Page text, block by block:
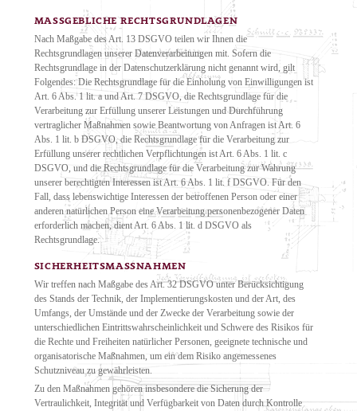
MASSGEBLICHE RECHTSGRUNDLAGEN
Nach Maßgabe des Art. 13 DSGVO teilen wir Ihnen die
Rechtsgrundlagen unserer Datenverarbeitungen mit. Sofern die
Rechtsgrundlage in der Datenschutzerklärung nicht genannt wird, gilt
Folgendes: Die Rechtsgrundlage für die Einholung von Einwilligungen ist
Art. 6 Abs. 1 lit. a und Art. 7 DSGVO, die Rechtsgrundlage für die
Verarbeitung zur Erfüllung unserer Leistungen und Durchführung
vertraglicher Maßnahmen sowie Beantwortung von Anfragen ist Art. 6
Abs. 1 lit. b DSGVO, die Rechtsgrundlage für die Verarbeitung zur
Erfüllung unserer rechtlichen Verpflichtungen ist Art. 6 Abs. 1 lit. c
DSGVO, und die Rechtsgrundlage für die Verarbeitung zur Wahrung
unserer berechtigten Interessen ist Art. 6 Abs. 1 lit. f DSGVO. Für den
Fall, dass lebenswichtige Interessen der betroffenen Person oder einer
anderen natürlichen Person eine Verarbeitung personenbezogener Daten
erforderlich machen, dient Art. 6 Abs. 1 lit. d DSGVO als
Rechtsgrundlage.
SICHERHEITSMASSNAHMEN
Wir treffen nach Maßgabe des Art. 32 DSGVO unter Berücksichtigung
des Stands der Technik, der Implementierungskosten und der Art, des
Umfangs, der Umstände und der Zwecke der Verarbeitung sowie der
unterschiedlichen Eintrittswahrscheinlichkeit und Schwere des Risikos für
die Rechte und Freiheiten natürlicher Personen, geeignete technische und
organisatorische Maßnahmen, um ein dem Risiko angemessenes
Schutzniveau zu gewährleisten.
Zu den Maßnahmen gehören insbesondere die Sicherung der
Vertraulichkeit, Integrität und Verfügbarkeit von Daten durch Kontrolle